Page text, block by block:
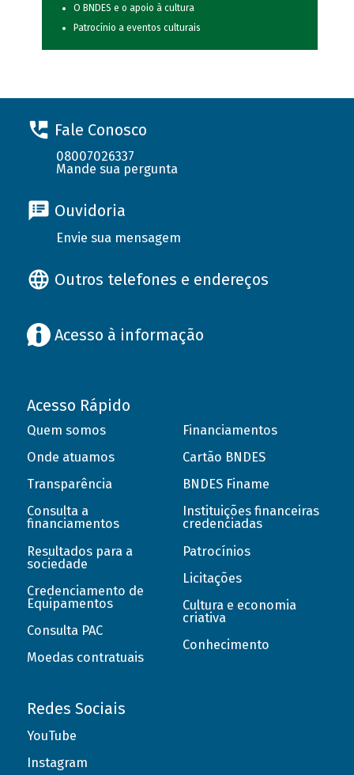
O BNDES e o apoio à cultura
Patrocínio a eventos culturais
Fale Conosco
08007026337
Mande sua pergunta
Ouvidoria
Envie sua mensagem
Outros telefones e endereços
Acesso à informação
Acesso Rápido
Quem somos
Onde atuamos
Transparência
Consulta a
financiamentos
Resultados para a
sociedade
Credenciamento de
Equipamentos
Consulta PAC
Moedas contratuais
Financiamentos
Cartão BNDES
BNDES Finame
Instituições financeiras
credenciadas
Patrocínios
Licitações
Cultura e economia
criativa
Conhecimento
Redes Sociais
YouTube
Instagram